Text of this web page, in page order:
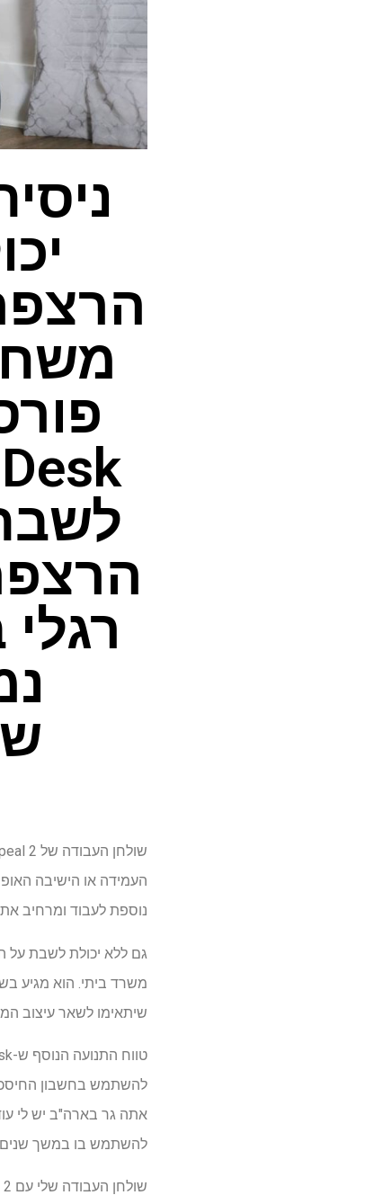
העמידה או הישיבה
נוספת לעבוד ומרחיב
משרד ביתי. הוא מגיע
שיתאימו לשאר עיצוב
אתה גר בארה"ב יש לי
להשתמש בו במשך שנים רבות,